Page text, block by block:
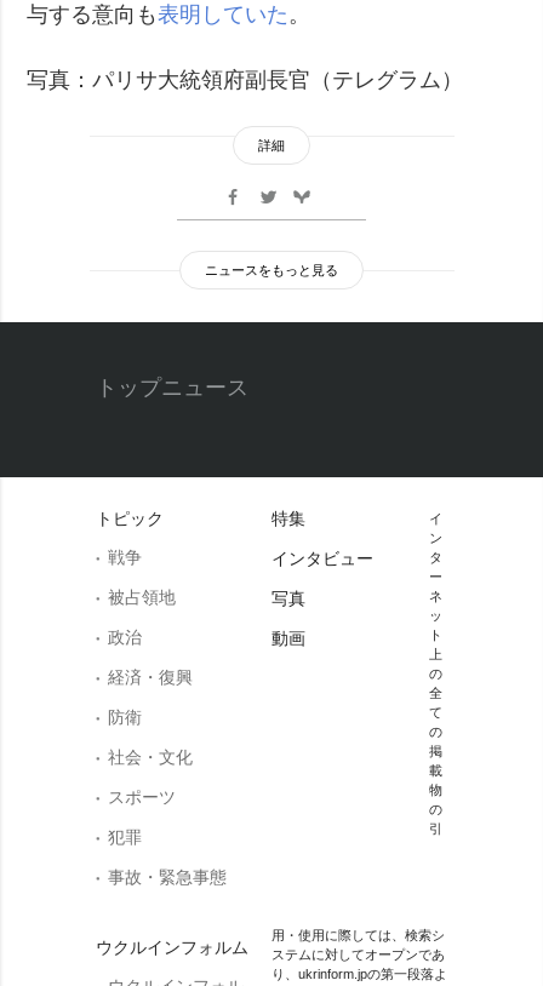
与する意向も表明していた 。
写真：パリサ大統領府副長官（テレグラム）
詳細
ニュースをもっと見る
トップニュース
トピック
戦争
被占領地
政治
経済・復興
防衛
社会・文化
スポーツ
犯罪
事故・緊急事態
ウクルインフォルム
特集
インタビュー
写真
動画
イ
ン
タ
ー
ネ
ッ
ト
上
の
全
て
の
掲
載
物
の
引
用・使用に際しては、検索シ
ステムに対してオープンであ
り、ukrinform.jpの第一段落よ